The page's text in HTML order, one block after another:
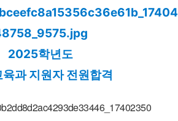
2025학년도
과 지원자 전원합격